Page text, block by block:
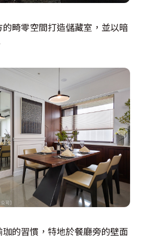
畸零空間打造儲藏室，並以暗
的習慣，特地於餐廳旁的壁面